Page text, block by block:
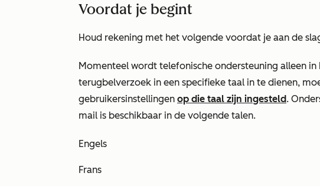
Voordat je begint
Houd rekening met het volgende voordat je aan de
Momenteel wordt telefonische ondersteuning alleen in
terugbelverzoek in een specifieke taal in te dienen,
gebruikersinstellingen op die taal zijn ingesteld.
mail is beschikbaar in de volgende talen.
Engels
Frans